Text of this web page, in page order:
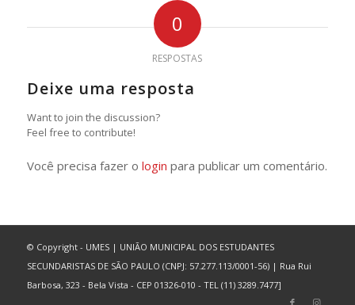
0
RESPOSTAS
Deixe uma resposta
Want to join the discussion?
Feel free to contribute!
Você precisa fazer o login para publicar um comentário.
© Copyright - UMES | UNIÃO MUNICIPAL DOS ESTUDANTES
SECUNDARISTAS DE SÃO PAULO (CNPJ: 57.277.113/0001-56) | Rua Rui
Barbosa, 323 - Bela Vista - CEP 01326-010 - TEL (11) 3289.7477]